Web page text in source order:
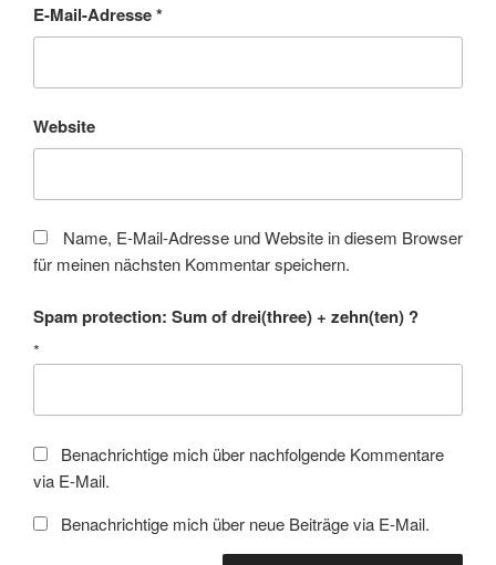
E-Mail-Adresse*
Website
Name, E-Mail-Adresse und Website in diesem Browser
für meinen nächsten Kommentar speichern.
Spam protection: Sum of drei(three) + zehn(ten) ?
*
Benachrichtige mich über nachfolgende Kommentare
via E-Mail.
Benachrichtige mich über neue Beiträge via E-Mail.